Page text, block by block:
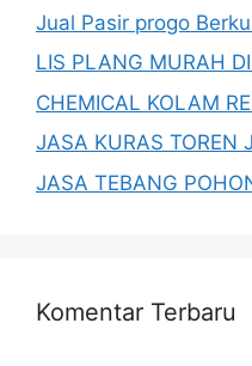
Jual Pasir progo
LIS PLANG MURAH
CHEMICAL KOLAM
JASA KURAS TOREN
JASA TEBANG
Komentar Terbaru